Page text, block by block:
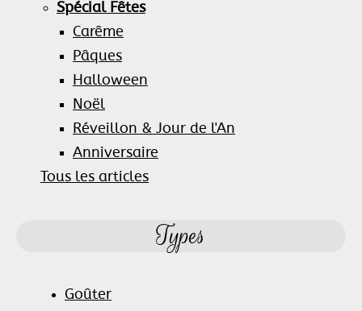
Spécial Fêtes
Carême
Pâques
Halloween
Noël
Réveillon & Jour de l'An
Anniversaire
Tous les articles
Types
Goûter